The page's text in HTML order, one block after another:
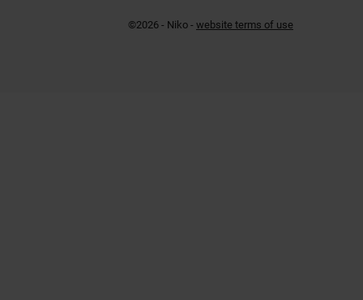
©2026 - Niko - website terms of use